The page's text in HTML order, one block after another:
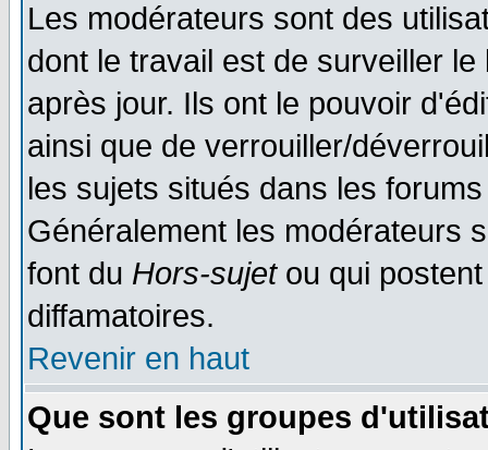
Les modérateurs sont des
dont le travail est de surveiller
après jour. Ils ont le pouvoir
ainsi que de verrouiller/
les sujets situés dans les
Généralement les modérateurs
font du Hors-sujetou qui
diffamatoires.
Revenir en haut
Que sont les groupes